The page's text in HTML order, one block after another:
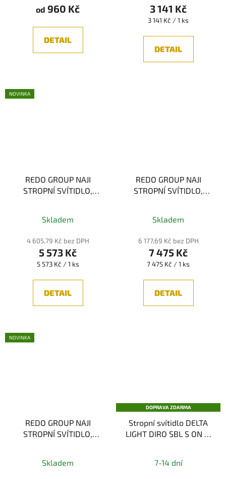
je
z
od 960 Kč
DETAIL
3 141 Kč
Měrná
3 141 Kč / 1 ks
DETAIL
NOVINKA
REDO GROUP NAJI
STROPNÍ SVÍTIDLO,
Skladem
4 605,79 Kč bez DPH
5 573 Kč
Měrná
5 573 Kč / 1 ks
DETAIL
REDO GROUP NAJI
STROPNÍ SVÍTIDLO,
Skladem
6 177,69 Kč bez DPH
7 475 Kč
Měrná
7 475 Kč / 1 ks
DETAIL
NOVINKA
REDO GROUP NAJI
STROPNÍ SVÍTIDLO,
Skladem
DOPRAVA ZDARMA
Stropní svítidlo DELTA
LIGHT DIRO SBL S ON IP
7-14 dní